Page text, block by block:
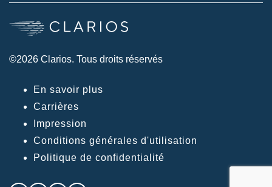
©2026 Clarios. Tous droits réservés
En savoir plus
Carrières
Impression
Conditions générales d'utilisation
Politique de confidentialité